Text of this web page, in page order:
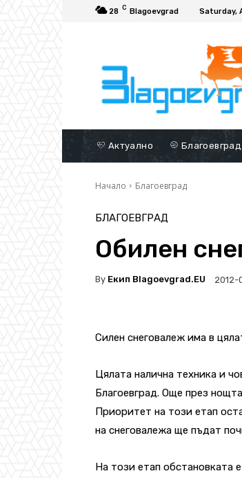
28 C Blagoevgrad Saturday,
Актуално Благоевград
Начало Благоевград
БЛАГОЕВГРАД
Обилен
By Екип Blagoevgrad.EU 2012-
Силен снеговалеж има в
Цялата налична техника и
Благоевград. Още през
Приоритет на този етап
на снеговалежа ще пъдат
На този етап обстановката